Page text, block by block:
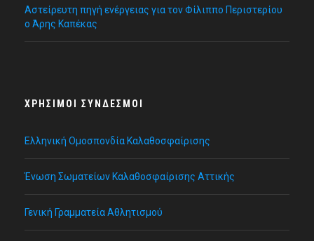
Αστείρευτη πηγή ενέργειας για τον Φίλιππο Περιστερίου
ο Άρης Καπέκας
ΧΡΉΣΙΜΟΙ ΣΎΝΔΕΣΜΟΙ
Ελληνική Ομοσπονδία Καλαθοσφαίρισης
Ένωση Σωματείων Καλαθοσφαίρισης Αττικής
Γενική Γραμματεία Αθλητισμού